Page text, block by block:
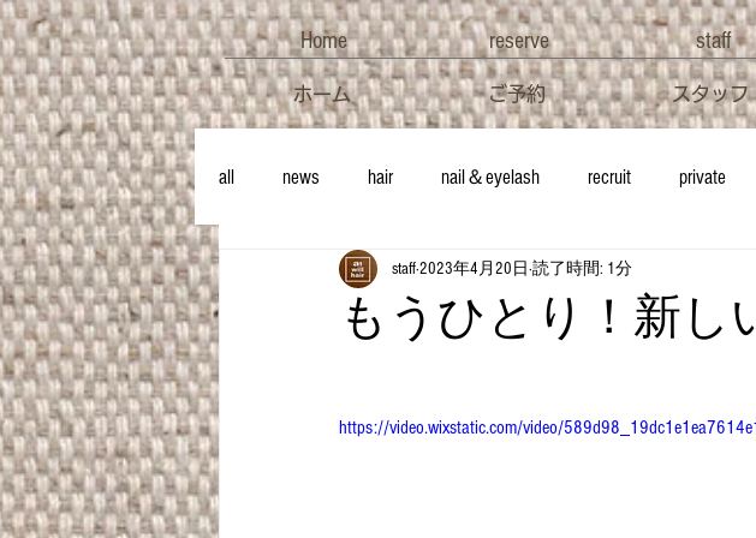
ホーム ご予約 スタッフ
Home reserve staff
all news hair nail＆eyelash recruit private
もうひとり！新し
staff2023年4月20日 読了時間: 1分
https://video.wixstatic.com/video/